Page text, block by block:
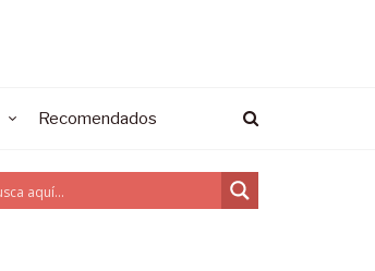
Recomendados